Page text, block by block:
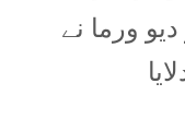
ورما نے